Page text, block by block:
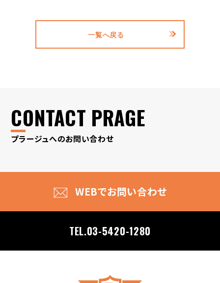
一覧へ戻る
CONTACT PRAGE
プラージュへのお問い合わせ
WEBでお問い合わせ
TEL.03-5420-1280